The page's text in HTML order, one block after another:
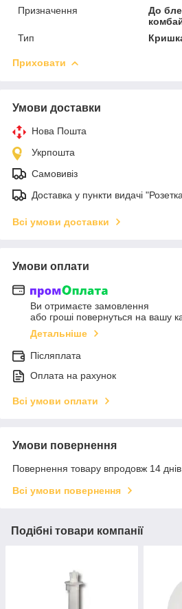
Призначення
До
Тип
Приховати
Умови доставки
Нова Пошта
Укрпошта
Самовивіз
Доставка у пункти видачі
Всі умови доставки
Умови оплати
Ви отримаєте замовлення
або гроші повернуться на вашу
Детальніше
Післяплата
Оплата на рахунок
Всі умови оплати
Умови повернення
Повернення товару впродовж 14
Всі умови повернення
Подібні товари компанії